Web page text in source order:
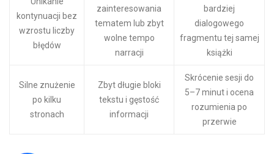
kontynuacji bez
wzrostu liczby
błędów
zainteresowania
tematem lub zbyt
wolne tempo
narracji
bardziej
dialogowego
fragmentu tej samej
książki
Silne znużenie
po kilku
stronach
Zbyt długie bloki
tekstu i gęstość
informacji
Skrócenie sesji do
5–7 minut i ocena
rozumienia po
przerwie